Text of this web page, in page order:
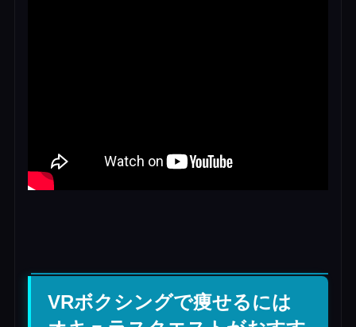
VRボクシングで痩せるには